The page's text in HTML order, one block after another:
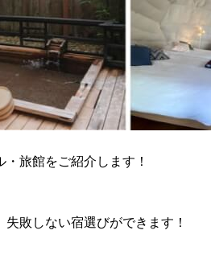
旅館をご紹介します！
敗しない宿選びができます！